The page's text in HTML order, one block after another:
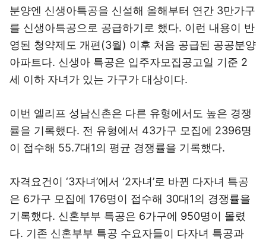
분양엔 신생아특공을 신설해 올해부터 연간 3만가구
를 신생아특공으로 공급하기로 했다. 이런 내용이 반
영된 청약제도 개편(3월) 이후 처음 공급된 공공분양
아파트다. 신생아 특공은 입주자모집공고일 기준 2
세 이하 자녀가 있는 가구가 대상이다.
이번 엘리프 성남신촌은 다른 유형에서도 높은 경쟁
률을 기록했다. 전 유형에서 43가구 모집에 2396명
이 접수해 55.7대1의 평균 경쟁률을 기록했다.
자격요건이 ‘3자녀’에서 ‘2자녀’로 바뀐 다자녀 특공
은 6가구 모집에 176명이 접수해 30대1의 경쟁률을
기록했다. 신혼부부 특공은 6가구에 950명이 몰렸
다. 기존 신혼부부 특공 수요자들이 다자녀 특공과